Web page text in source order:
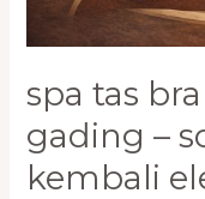
spa tas
gading –
kembali
Elegan